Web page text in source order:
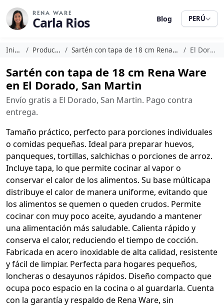
RENA WARE
Carla Rios Blog PERÚ
Inicio Productos Sartén con tapa de 18 cm Rena Ware El Dorado
Sartén con tapa de 18 cm Rena Ware
en El Dorado, San Martin
Envío gratis a El Dorado, San Martin. Pago contra
entrega.
Tamaño práctico, perfecto para porciones individuales
o comidas pequeñas. Ideal para preparar huevos,
panqueques, tortillas, salchichas o porciones de arroz.
Incluye tapa, lo que permite cocinar al vapor o
conservar el calor de los alimentos. Su base múlticapa
distribuye el calor de manera uniforme, evitando que
los alimentos se quemen o queden crudos. Permite
cocinar con muy poco aceite, ayudando a mantener
una alimentación más saludable. Calienta rápido y
conserva el calor, reduciendo el tiempo de cocción.
Fabricada en acero inoxidable de alta calidad, resistente
y fácil de limpiar. Perfecta para hogares pequeños,
loncheras o desayunos rápidos. Diseño compacto que
ocupa poco espacio en la cocina o al guardarla. Cuenta
con la garantía y respaldo de Rena Ware, sin